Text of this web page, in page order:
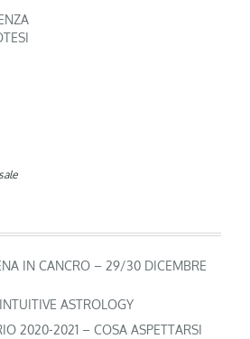
IN CANCRO – 29/30 DICEMBRE
ASTROLOGY
2020-2021 – COSA ASPETTARSI